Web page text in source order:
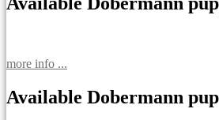
more info ...
Available Dobermann